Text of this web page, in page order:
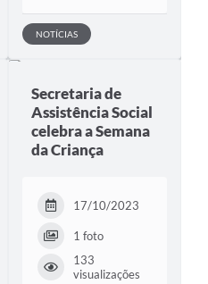
NOTÍCIAS
Secretaria de
Assistência Social
celebra a Semana
da Criança
17/10/2023
1 foto
133
visualizações